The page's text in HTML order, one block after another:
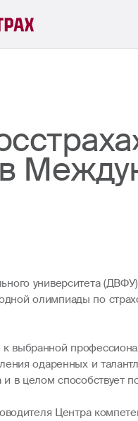
университета
олимпиады по
одаренных и
в целом способствует
Центра